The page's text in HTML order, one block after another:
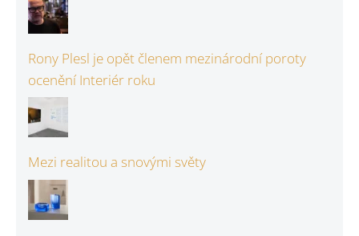
Rony Plesl je opět členem mezinárodní poroty
ocenění Interiér roku
Mezi realitou a snovými světy